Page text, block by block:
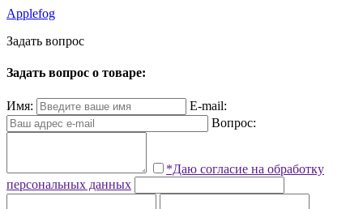
Applefog
Задать вопрос
Задать вопрос о товаре:
Имя:
E-mail:
Вопрос:
*Даю согласие на обработку
персональных данных